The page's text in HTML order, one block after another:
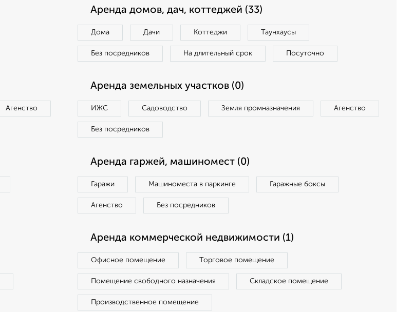
Аренда домов, дач, коттеджей (33)
Дома Дачи Коттеджи Таунхаусы
Без посредников На длительный срок Посуточно
Агенство
Аренда земельных участков (0)
ИЖС Садоводство Земля промназначения Агенство
Без посредников
Аренда гаржей, машиномест (0)
Гаражи Машиноместа в паркинге Гаражные боксы
Агенство Без посредников
Аренда коммерческой недвижимости (1)
Офисное помещение Торговое помещение
Помещение свободного назначения Складское помещение
Производственное помещение